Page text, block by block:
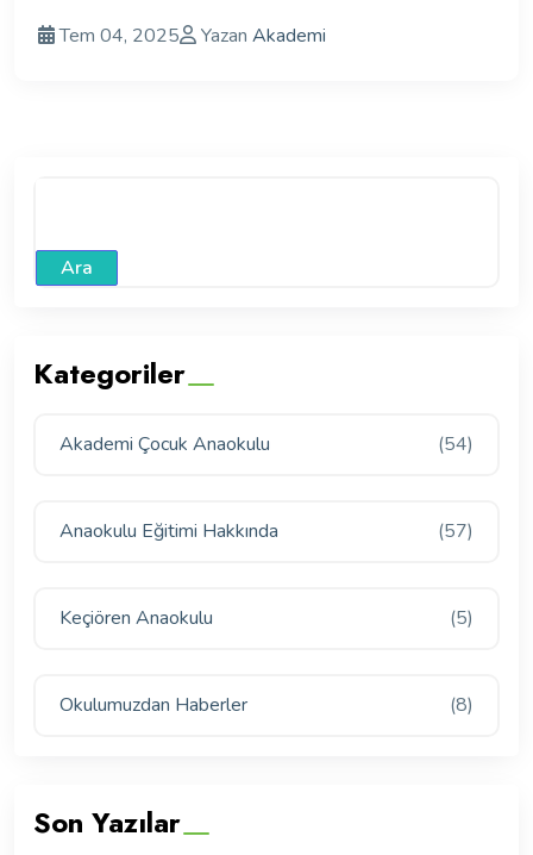
Tem 04, 2025 Yazan Akademi
Ara
Kategoriler
Akademi Çocuk Anaokulu (54)
Anaokulu Eğitimi Hakkında (57)
Keçiören Anaokulu (5)
Okulumuzdan Haberler (8)
Son Yazılar